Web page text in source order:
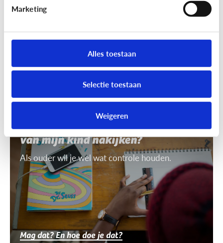
Marketing
Alles toestaan
Selectie toestaan
Weigeren
gebruiken. Daarvoor heb je toestemming nodig.
Mag ik de smartphone of tablet
van mijn kind nakijken?
Als ouder wil je wel wat controle houden.
Mag dat? En hoe doe je dat?